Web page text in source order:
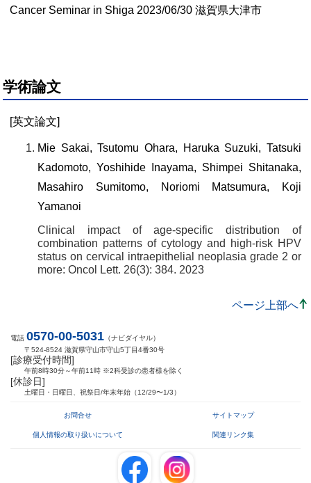
Cancer Seminar in Shiga 2023/06/30 滋賀県大津市
学術論文
[英文論文]
Mie Sakai, Tsutomu Ohara, Haruka Suzuki, Tatsuki
Kadomoto, Yoshihide Inayama, Shimpei Shitanaka,
Masahiro Sumitomo, Noriomi Matsumura, Koji
Yamanoi
Clinical impact of age-specific distribution of
combination patterns of cytology and high-risk HPV
status on cervical intraepithelial neoplasia grade 2 or
more: Oncol Lett. 26(3): 384. 2023
ページ上部へ
電話 0570-00-5031 （ナビダイヤル）
〒524-8524 滋賀県守山市守山5丁目4番30号
[診療受付時間]
午前8時30分～午前11時 ※2科受診の患者様を除く
[休診日]
土曜日・日曜日、祝祭日/年末年始（12/29〜1/3）
お問合せ サイトマップ
個人情報の取り扱いについて 関連リンク集